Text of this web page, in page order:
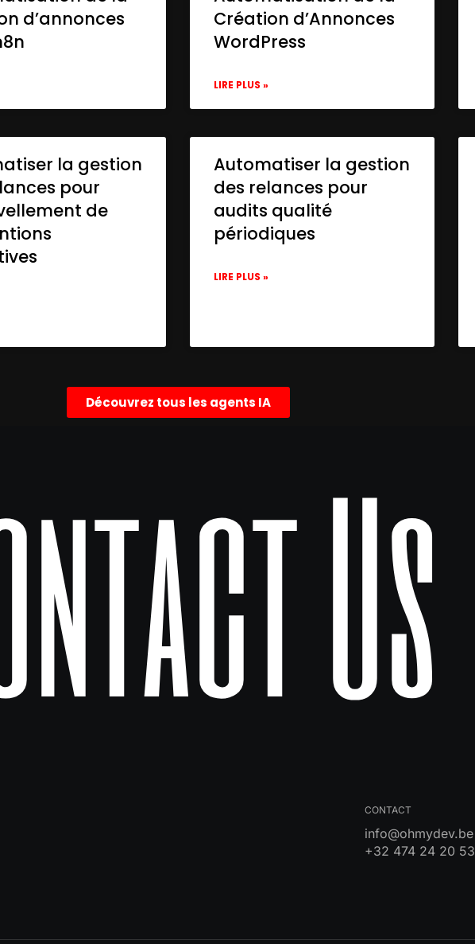
6c6708b3b2ad",
}}"
df3969b194a4",
}}"
d’annonces
Création d’Annonces
WordPress
LIRE PLUS »
la gestion
pour
de
Automatiser la gestion
des relances pour
audits qualité
périodiques
LIRE PLUS »
Découvrez tous les agents IA
Us
CONTACT
info@ohmydev.be
+32 474 24 20 53